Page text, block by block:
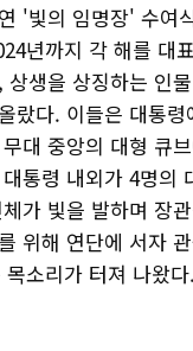
'빛의 임명장' 수여
년까지 각 해를 대
상생을 상징하는 인
랐다. 이들은 대통
대 중앙의 대형 큐
통령 내외가 4명의
가 빛을 발하며 장
위해 연단에 서자
소리가 터져 나왔다.